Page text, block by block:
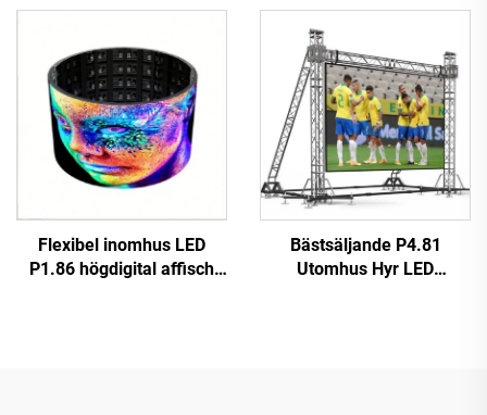
Taxibilar Videovägg
reklamskärm för bilar
prestanda P10 LED
Videovägg
Jordglovarskärm
Flexibel inomhus LED
P1.86 högdigital affisch
Bästsäljande P4.81
Utomhus Hyr LED